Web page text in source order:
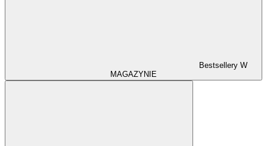
Bestsellery W
MAGAZYNIE